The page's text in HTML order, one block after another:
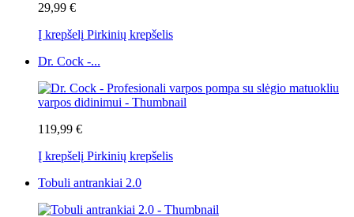
29,99 €
Į krepšelį Pirkinių krepšelis
Dr. Cock -...
119,99 €
Į krepšelį Pirkinių krepšelis
Tobuli antrankiai 2.0